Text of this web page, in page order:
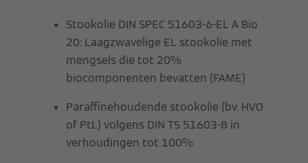
Stookolie DIN SPEC 51603-6-EL A Bio
20: Laagzwavelige EL stookolie met
mengsels die tot 20%
biocomponenten bevatten (FAME)
Paraffinehoudende stookolie (bv. HVO
of PtL) volgens DIN TS 51603-8 in
verhoudingen tot 100%